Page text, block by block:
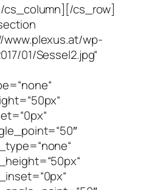
cs_row]
wp-
01/Sessel2.jpg“